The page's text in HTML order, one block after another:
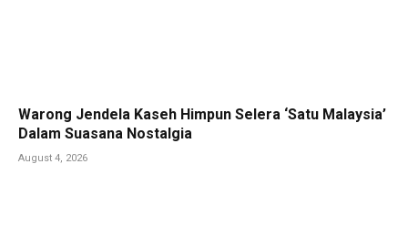
Warong Jendela Kaseh Himpun Selera ‘Satu Malaysia’
Dalam Suasana Nostalgia
August 4, 2026